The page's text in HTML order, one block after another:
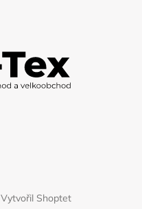
Vytvořil Shoptet